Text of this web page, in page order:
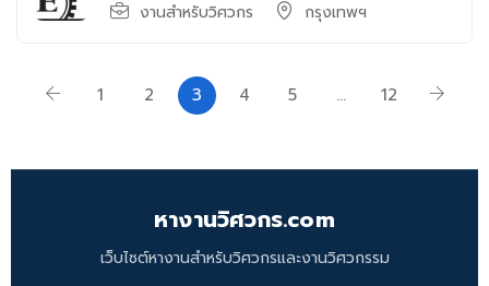
งานสำหรับวิศวกร กรุงเทพฯ
1 2 3 4 5 … 12
หางานวิศวกร.com
เว็บไซต์หางานสำหรับวิศวกรและงานวิศวกรรม